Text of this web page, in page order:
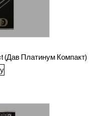
(Дав Платинум Компакт)